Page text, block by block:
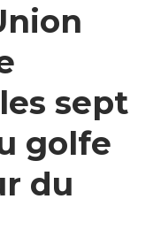
sept
golfe
du